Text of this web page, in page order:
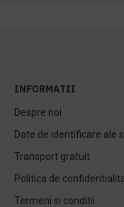
INFORMATII
Despre noi
Date de identificare ale
Transport gratuit
Politica de
Termeni si conditii